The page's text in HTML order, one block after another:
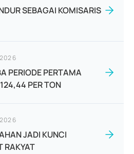
SEBAGAI KOMISARIS
PERIODE PERTAMA
PER TON
JADI KUNCI
RAKYAT